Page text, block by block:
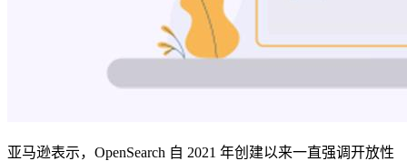
亚马逊表示，OpenSearch 自 2021 年创建以来一直强调开放性